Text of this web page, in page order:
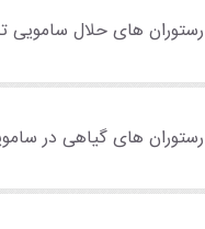
رستوران های حلال سامویی
رستوران های گیاهی در